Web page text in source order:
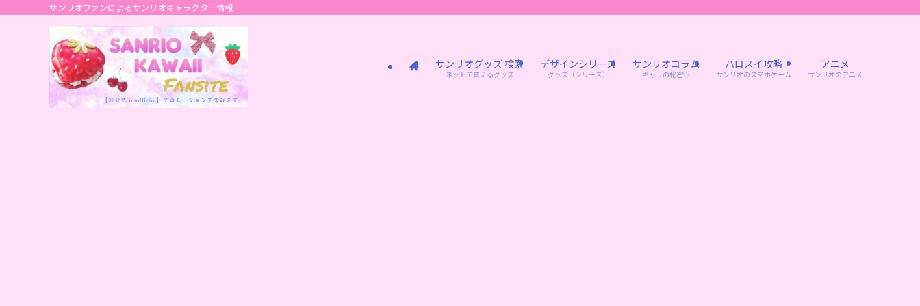
サンリオファンによるサンリオキャラクター情報
サンリオグッズ 検索
ネットで買えるグッズ
デザインシリーズ
グッズ（シリーズ）
サンリオコラム
キャラの秘密♡
ハロスイ攻略
サンリオのスマホゲーム
アニメ
サンリオのアニメ